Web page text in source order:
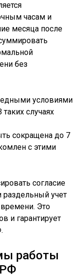
часам и
месяца после
без
условиями
случаях
сокращена до 7
с этими
согласие
раздельный учет
Это
и гарантирует
работы